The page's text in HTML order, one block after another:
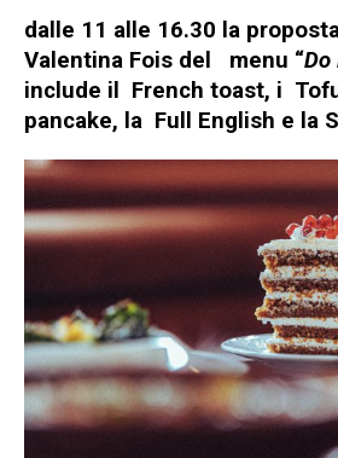
dalle 11 alle 16.30 la
Valentina Fois del menu “Do
include il French toast, i
pancake, la Full English e la